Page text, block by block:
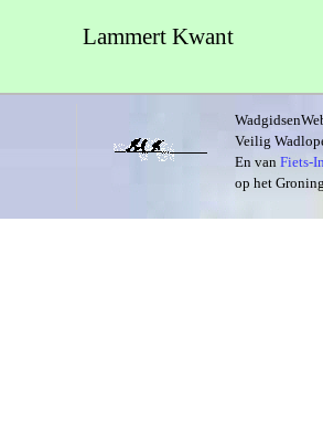
Lammert Kwant
Veilig
En van Fiets-
op het